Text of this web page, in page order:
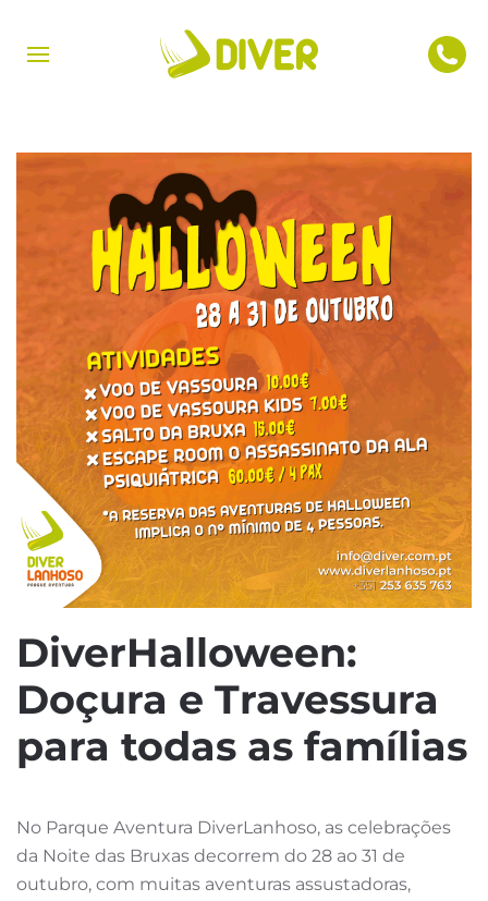
DiverHalloween:
Doçura e Travessura
para todas as famílias
No Parque Aventura DiverLanhoso, as celebrações
da Noite das Bruxas decorrem do 28 ao 31 de
outubro, com muitas aventuras assustadoras,